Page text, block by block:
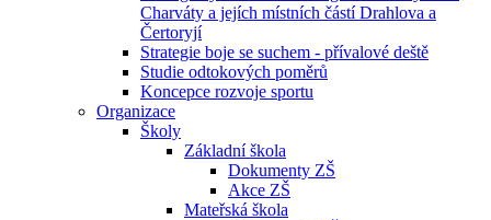
Charváty a jejích místních částí Drahlova a
Čertoryjí
Strategie boje se suchem - přívalové deště
Studie odtokových poměrů
Koncepce rozvoje sportu
Organizace
Školy
Základní škola
Dokumenty ZŠ
Akce ZŠ
Mateřská škola